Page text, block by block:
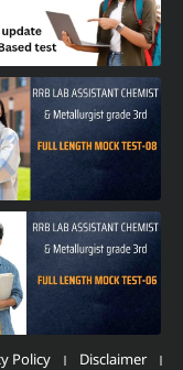
Policy Disclaimer